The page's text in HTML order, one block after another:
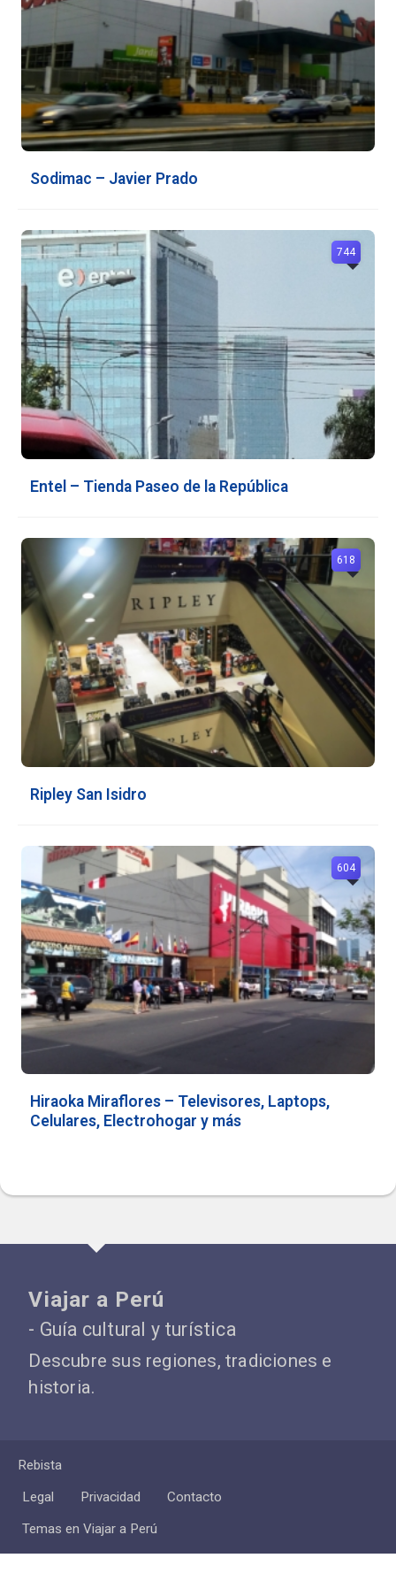
Sodimac – Javier Prado
Entel – Tienda Paseo de la República
744
Ripley San Isidro
618
Hiraoka Miraflores – Televisores, Laptops,
Celulares, Electrohogar y más
604
Viajar a Perú
- Guía cultural y turística
Descubre sus regiones, tradiciones e
historia.
Rebista
Legal
Privacidad
Contacto
Temas en Viajar a Perú